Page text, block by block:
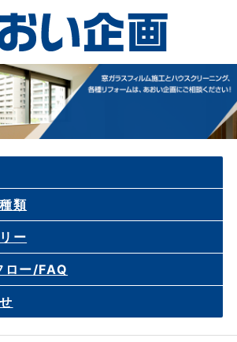
類
ー
ロー/FAQ